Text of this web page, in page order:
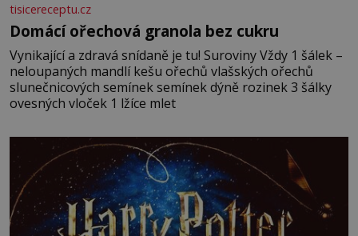
tisicereceptu.cz
Domácí ořechová granola bez cukru
Vynikající a zdravá snídaně je tu! Suroviny Vždy 1 šálek –
neloupaných mandlí kešu ořechů vlašských ořechů
slunečnicových semínek semínek dýně rozinek 3 šálky
ovesných vloček 1 lžíce mlet